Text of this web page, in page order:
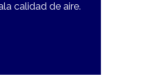
calidad de aire.